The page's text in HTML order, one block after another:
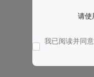
请使
我已阅读并同意